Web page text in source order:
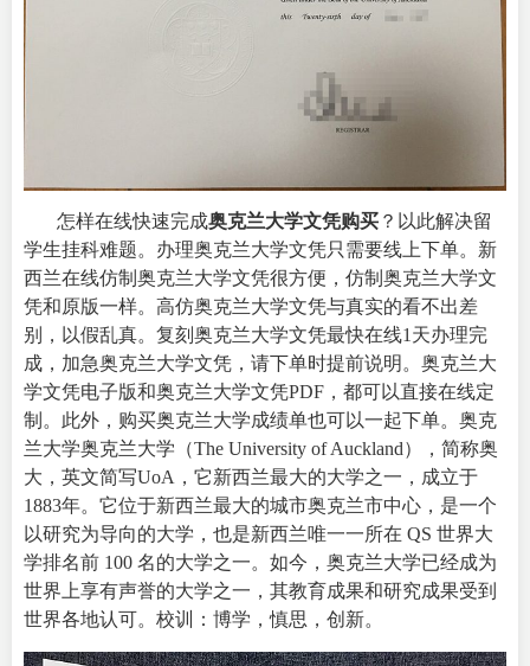
怎样在线快速完成奥克兰大学文凭购买 ？以此解决留
学生挂科难题。办理奥克兰大学文凭只需要线上下单。新
西兰在线仿制奥克兰大学文凭很方便，仿制奥克兰大学文
凭和原版一样。高仿奥克兰大学文凭与真实的看不出差
别，以假乱真。复刻奥克兰大学文凭最快在线1天办理完
成，加急奥克兰大学文凭，请下单时提前说明。奥克兰大
学文凭电子版和奥克兰大学文凭PDF，都可以直接在线定
制。此外，购买奥克兰大学成绩单也可以一起下单。奥克
兰大学奥克兰大学（The University of Auckland），简称奥
大，英文简写UoA，它新西兰最大的大学之一，成立于
1883年。它位于新西兰最大的城市奥克兰市中心，是一个
以研究为导向的大学，也是新西兰唯一一所在 QS 世界大
学排名前 100 名的大学之一。如今，奥克兰大学已经成为
世界上享有声誉的大学之一，其教育成果和研究成果受到
世界各地认可。校训：博学，慎思，创新。